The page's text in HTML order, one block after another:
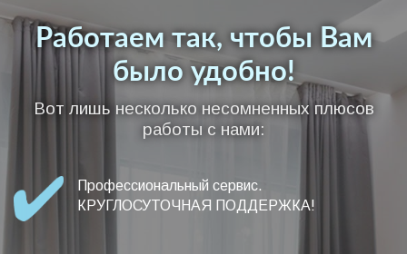
Работаем так, чтобы Вам
было удобно!
Вот лишь несколько несомненных плюсов
работы с нами:
Профессиональный сервис.
КРУГЛОСУТОЧНАЯ ПОДДЕРЖКА!